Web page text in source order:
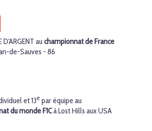
D'ARGENT au championnat de France
de-Sauves - 86
et 13e par équipe au
du monde F1Cà Lost Hills aux USA